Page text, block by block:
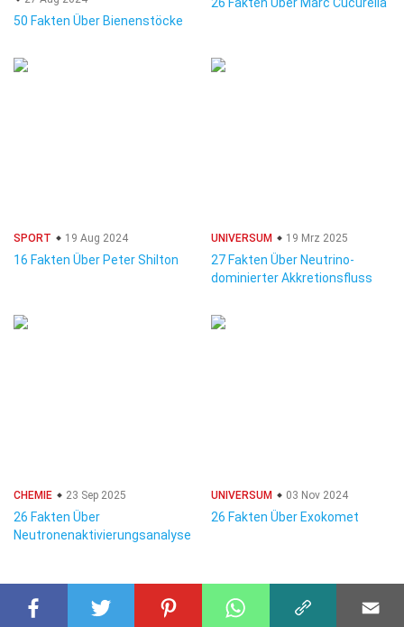
50 Fakten Über Bienenstöcke
SPORT 19 Aug 2024
16 Fakten Über Peter Shilton
UNIVERSUM 19 Mrz 2025
27 Fakten Über Neutrino-
dominierter Akkretionsfluss
CHEMIE 23 Sep 2025
26 Fakten Über
Neutronenaktivierungsanalyse
UNIVERSUM 03 Nov 2024
26 Fakten Über Exokomet